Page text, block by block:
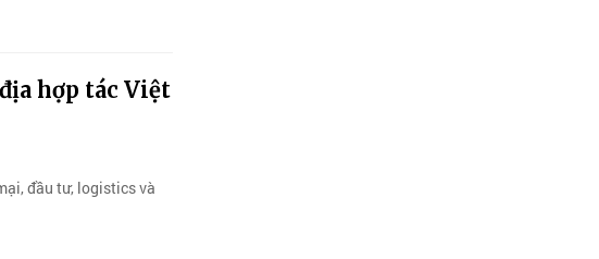
hợp tác Việt
đầu tư, logistics và